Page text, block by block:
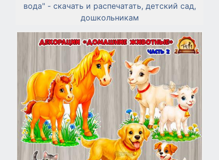
вода" - скачать и распечатать, детский сад,
дошкольникам